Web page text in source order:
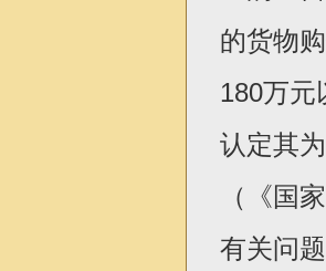
的货物
180万元
认定其
（《国
有关问